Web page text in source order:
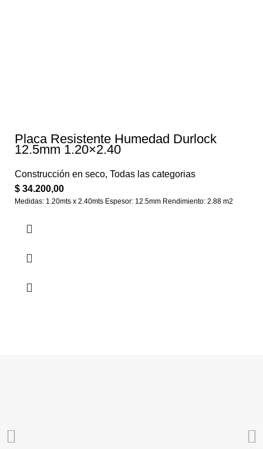
Placa Resistente Humedad Durlock
12.5mm 1.20×2.40
Construcción en seco, Todas las categorias
$ 34.200,00
Medidas: 1.20mts x 2.40mts Espesor: 12.5mm Rendimiento: 2.88 m2